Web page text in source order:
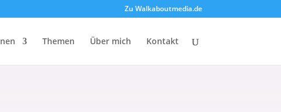
Zu Walkaboutmedia.de
Themen Über mich Kontakt